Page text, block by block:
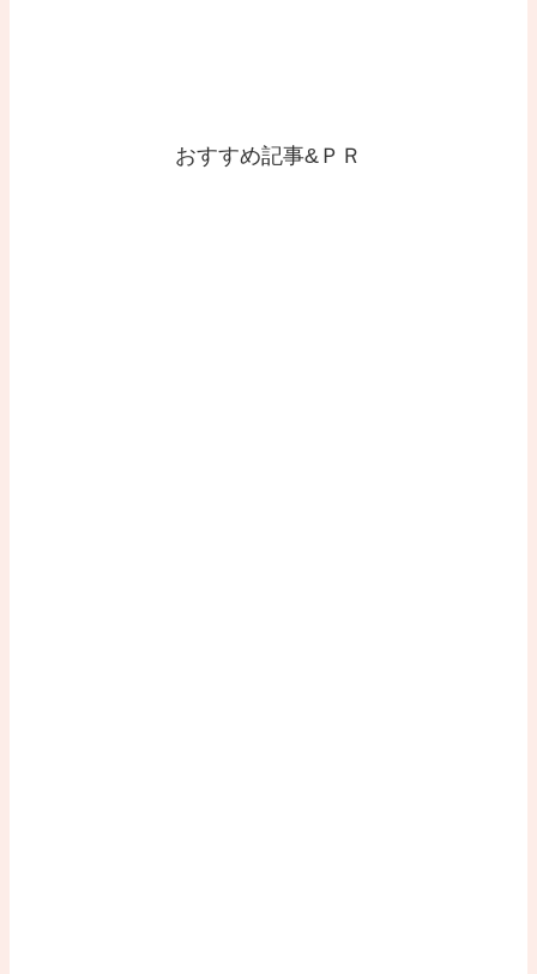
おすすめ記事&ＰＲ